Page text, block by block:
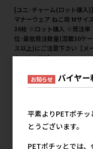
[ユニ･チャーム(ロット購入)]
マナーウェア ねこ用 Mサイ
36枚 ※ロット購入 ※発注単
位･最低発注数量(混載30ケー
ス以上)にご注意下さい【メ
カーフェア5】
2,819
すべての犬猫衛
ユニ・チャーム
お知らせ バイヤー
平素よりPETポチ
とうございます。
PETポチッとでは